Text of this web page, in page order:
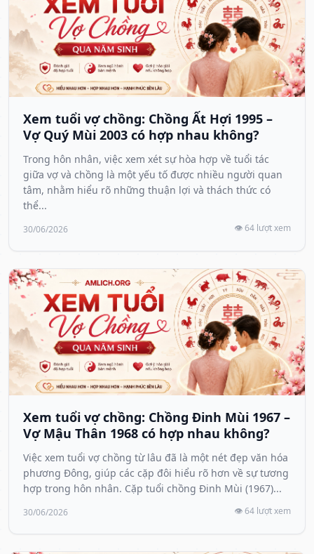
Xem tuổi vợ chồng: Chồng Ất Hợi 1995 –
Vợ Quý Mùi 2003 có hợp nhau không?
Trong hôn nhân, việc xem xét sự hòa hợp về tuổi tác
giữa vợ và chồng là một yếu tố được nhiều người quan
tâm, nhằm hiểu rõ những thuận lợi và thách thức có
thể...
30/06/2026 👁️ 64 lượt xem
Xem tuổi vợ chồng: Chồng Đinh Mùi 1967 –
Vợ Mậu Thân 1968 có hợp nhau không?
Việc xem tuổi vợ chồng từ lâu đã là một nét đẹp văn hóa
phương Đông, giúp các cặp đôi hiểu rõ hơn về sự tương
hợp trong hôn nhân. Cặp tuổi chồng Đinh Mùi (1967)...
30/06/2026 👁️ 64 lượt xem